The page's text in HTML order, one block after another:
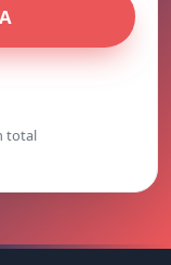
total